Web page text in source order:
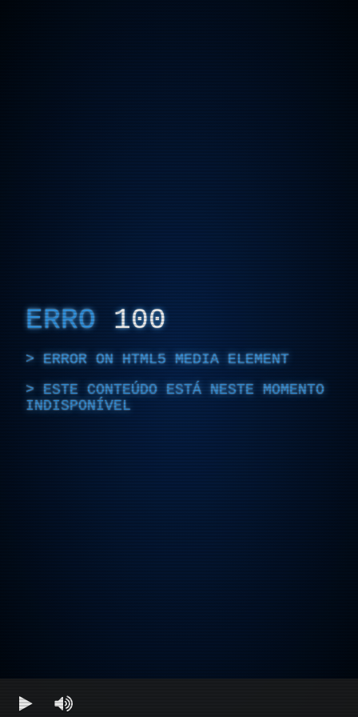
ERRO 100
ERROR ON HTML5 MEDIA ELEMENT
ESTE CONTEÚDO ESTÁ NESTE MOMENTO
INDISPONÍVEL